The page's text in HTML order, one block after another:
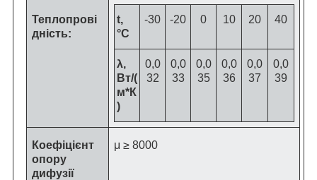
Теплопрові
дність:
t,
°C
-30 -20 0 10 20 40
λ,
Вт/(
м*К
)
0,0
32
0,0
33
0,0
35
0,0
36
0,0
37
0,0
39
Коефіцієнт
опору
дифузії
μ ≥ 8000